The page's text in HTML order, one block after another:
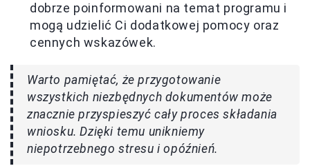
dobrze poinformowani na temat programu i
mogą udzielić Ci dodatkowej pomocy oraz
cennych wskazówek.
Warto pamiętać, że przygotowanie
wszystkich niezbędnych dokumentów może
znacznie przyspieszyć cały proces składania
wniosku. Dzięki temu unikniemy
niepotrzebnego stresu i opóźnień.